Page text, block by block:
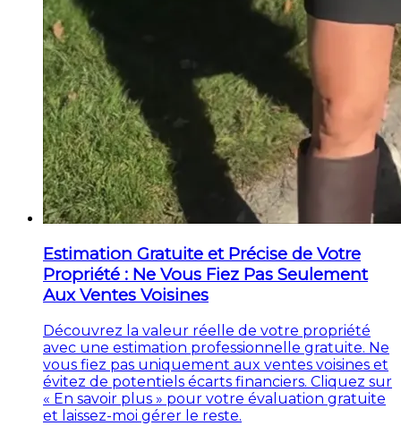
Estimation Gratuite et Précise de Votre
Propriété : Ne Vous Fiez Pas Seulement
Aux Ventes Voisines
Découvrez la valeur réelle de votre propriété
avec une estimation professionnelle gratuite. Ne
vous fiez pas uniquement aux ventes voisines et
évitez de potentiels écarts financiers. Cliquez sur
« En savoir plus » pour votre évaluation gratuite
et laissez-moi gérer le reste.